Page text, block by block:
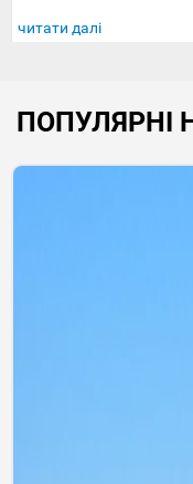
читати далі
ПОПУЛЯРНІ